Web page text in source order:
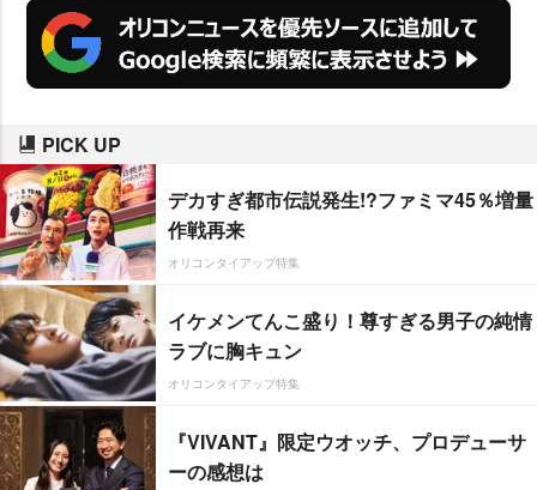
PICK UP
デカすぎ都市伝説発生!?ファミマ45％増量
作戦再来
オリコンタイアップ特集
イケメンてんこ盛り！尊すぎる男子の純情
ラブに胸キュン
オリコンタイアップ特集
『VIVANT』限定ウオッチ、プロデューサ
ーの感想は